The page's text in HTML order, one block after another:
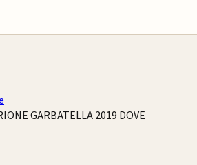
GARBATELLA 2019 DOVE